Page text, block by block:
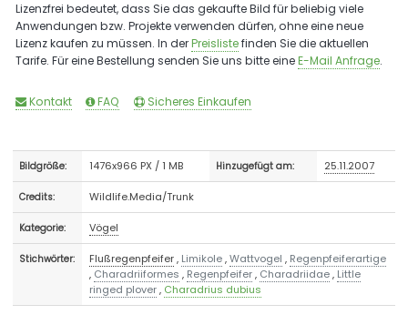
Lizenzfrei bedeutet, dass Sie das gekaufte Bild für beliebig viele
Anwendungen bzw. Projekte verwenden dürfen, ohne eine neue
Lizenz kaufen zu müssen. In derPreislistefinden Sie die aktuellen
Tarife. Für eine Bestellung senden Sie uns bitte eineE-Mail Anfrage.
Kontakt FAQ Sicheres Einkaufen
Bildgröße: 1476x966 PX / 1 MB Hinzugefügt am: 25.11.2007
Credits: Wildlife.Media/Trunk
Kategorie: Vögel
Stichwörter: Flußregenpfeifer, Limikole,Wattvogel , Regenpfeiferartige
, Charadriiformes , Regenpfeifer, Charadriidae, Little
ringed plover, Charadrius dubius